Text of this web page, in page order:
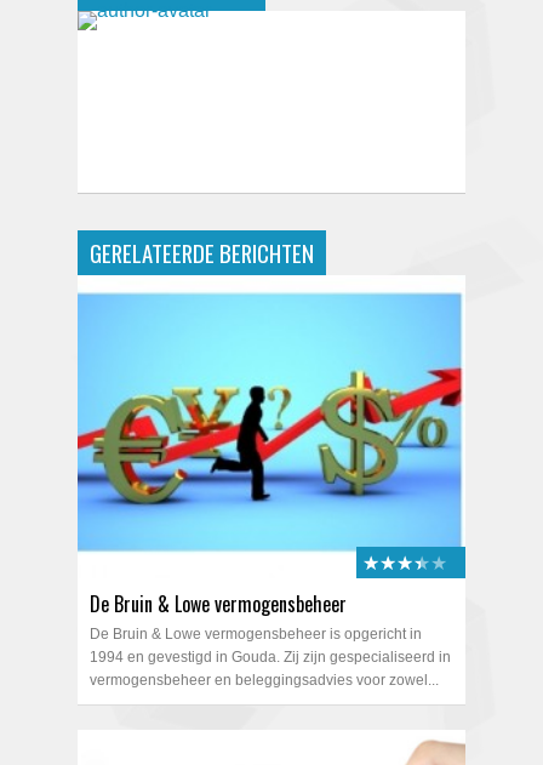
GERELATEERDE BERICHTEN
★★★★★
★★★★★
De Bruin & Lowe vermogensbeheer
De Bruin & Lowe vermogensbeheer is opgericht in
1994 en gevestigd in Gouda. Zij zijn gespecialiseerd in
vermogensbeheer en beleggingsadvies voor zowel...